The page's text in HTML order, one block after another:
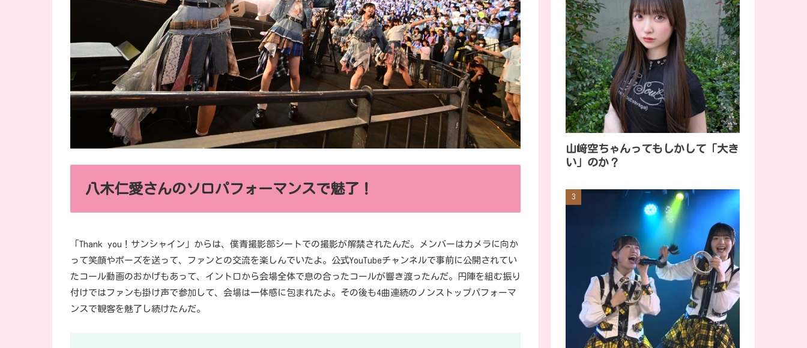
八木仁愛さんのソロパフォーマンスで魅了！
「Thank you！サンシャイン」からは、僕青撮影部シートでの撮影が解禁されたんだ。メンバーはカメラに向か
って笑顔やポーズを送って、ファンとの交流を楽しんでいたよ。公式YouTubeチャンネルで事前に公開されてい
たコール動画のおかげもあって、イントロから会場全体で息の合ったコールが響き渡ったんだ。円陣を組む振り
付けではファンも掛け声で参加して、会場は一体感に包まれたよ。その後も4曲連続のノンストップパフォーマ
ンスで観客を魅了し続けたんだ。
山﨑空ちゃんってもしかして「大き
い」のか？